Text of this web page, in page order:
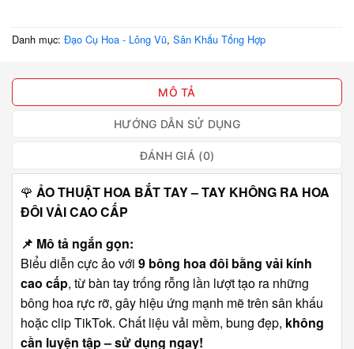
Danh mục: Đạo Cụ Hoa - Lông Vũ, Sân Khấu Tổng Hợp
MÔ TẢ
HƯỚNG DẪN SỬ DỤNG
ĐÁNH GIÁ (0)
🌹 ẢO THUẬT HOA BẮT TAY – TAY KHÔNG RA HOA
ĐÔI VẢI CAO CẤP
📌 Mô tả ngắn gọn:
Biểu diễn cực ảo với 9 bông hoa đôi bằng vải kính
cao cấp, từ bàn tay trống rỗng lần lượt tạo ra những
bông hoa rực rỡ, gây hiệu ứng mạnh mẽ trên sân khấu
hoặc clip TikTok. Chất liệu vải mềm, bung đẹp, không
cần luyện tập – sử dụng ngay!